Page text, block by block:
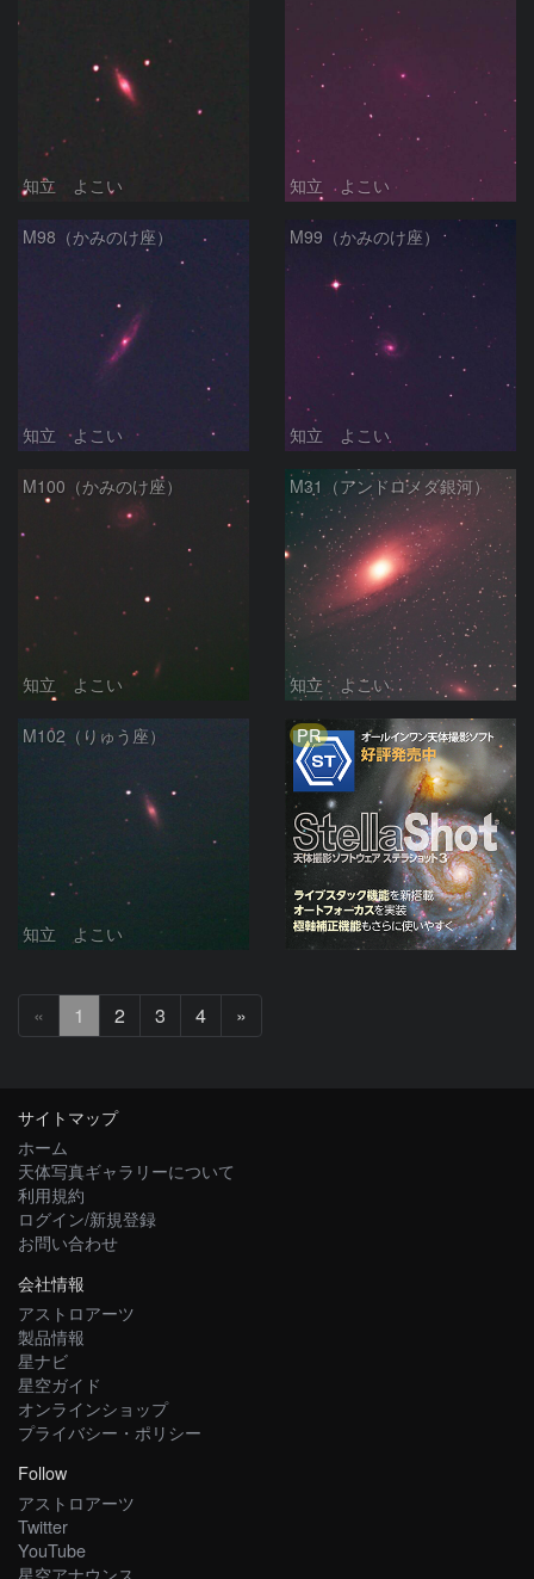
知立 よこい 知立 よこい
M98（かみのけ座）
知立 よこい
M99（かみのけ座）
知立 よこい
M100（かみのけ座）
知立 よこい
M31（アンドロメダ銀河）
知立 よこい
M102（りゅう座）
知立 よこい
PR
« 1 2 3 4 »
へ
サイトマップ
ホーム
天体写真ギャラリーについて
利用規約
ログイン/新規登録
お問い合わせ
会社情報
アストロアーツ
製品情報
星ナビ
星空ガイド
オンラインショップ
プライバシー・ポリシー
Follow
アストロアーツ
Twitter
YouTube
星空アナウンス